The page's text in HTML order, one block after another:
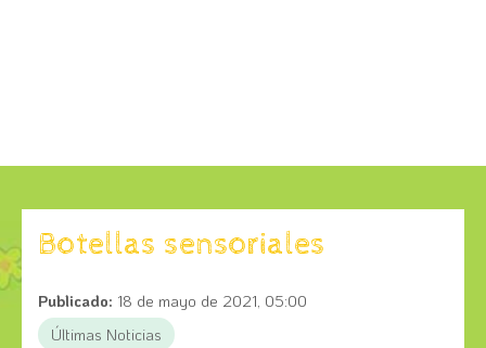
Botellas sensoriales
Publicado: 18 de mayo de 2021, 05:00
Últimas Noticias